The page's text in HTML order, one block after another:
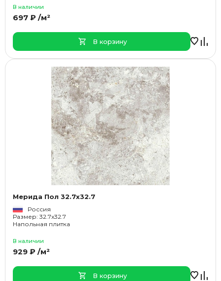
В наличии
697 ₽ /м²
В корзину
Мерида Пол 32.7x32.7
Россия
Размер: 32.7x32.7
Напольная плитка
В наличии
929 ₽ /м²
В корзину